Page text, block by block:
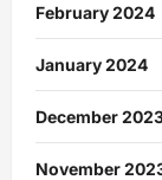
February 2024
January 2024
December
November